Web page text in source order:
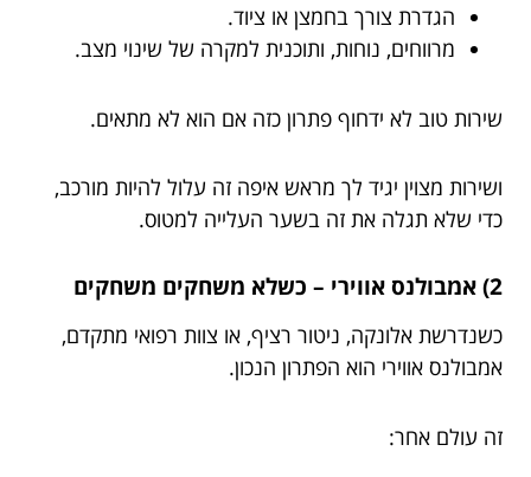
הגדרת צורך בחמצן או ציוד.
מרווחים, נוחות, ותוכנית למקרה של שינוי מצב.
שירות טוב לא ידחוף פתרון כזה אם הוא לא מתאים.
ושירות מצוין יגיד לך מראש איפה זה עלול להיות מורכב,
כדי שלא תגלה את זה בשער העלייה למטוס.
2) אמבולנס אווירי – כשלא משחקים משחקים
כשנדרשת אלונקה, ניטור רציף, או צוות רפואי מתקדם,
אמבולנס אווירי הוא הפתרון הנכון.
זה עולם אחר: